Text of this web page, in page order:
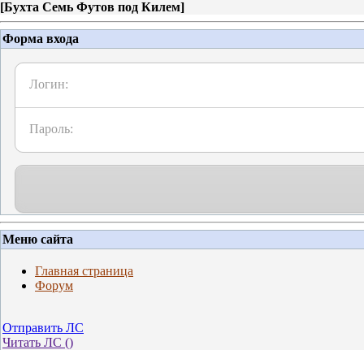
[Бухта Семь Футов под Килем]
Форма входа
Логин:
Пароль:
Меню сайта
Главная страница
Форум
Отправить ЛС
Читать ЛС ()